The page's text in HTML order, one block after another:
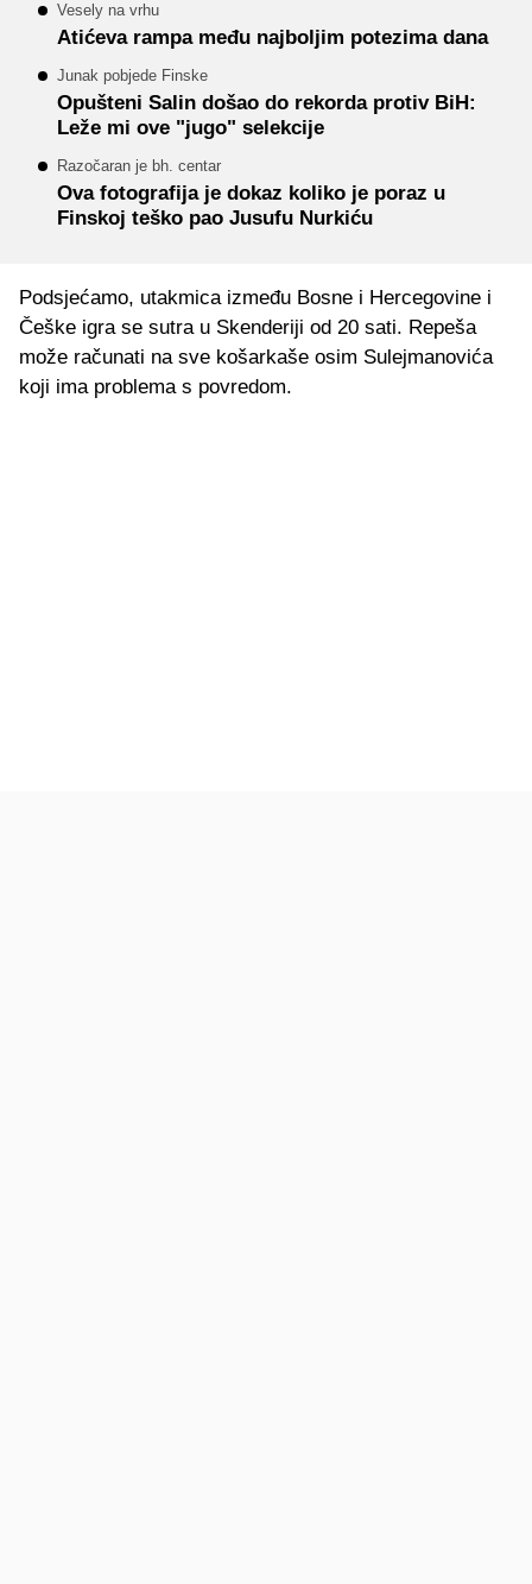
Vesely na vrhu
Atićeva rampa među najboljim potezima dana
Junak pobjede Finske
Opušteni Salin došao do rekorda protiv BiH:
Leže mi ove "jugo" selekcije
Razočaran je bh. centar
Ova fotografija je dokaz koliko je poraz u
Finskoj teško pao Jusufu Nurkiću
Podsjećamo, utakmica između Bosne i Hercegovine i
Češke igra se sutra u Skenderiji od 20 sati. Repeša
može računati na sve košarkaše osim Sulejmanovića
koji ima problema s povredom.